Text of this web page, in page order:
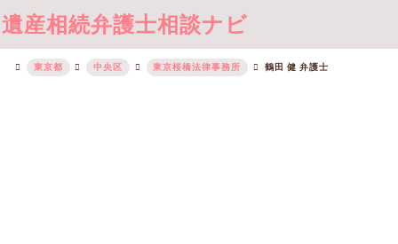
遺産相続弁護士相談ナビ
東京都 中央区 東京桜橋法律事務所 鶴田 健 弁護士